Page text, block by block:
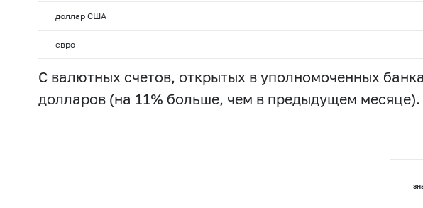
доллар США
евро
С валютных счетов, открытых в уполномоченных
долларов (на 11% больше, чем в предыдущем месяце).